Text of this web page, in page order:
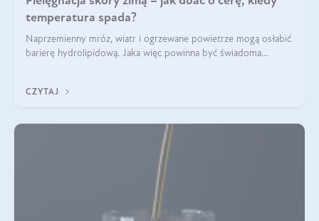
temperatura spada?
Naprzemienny mróz, wiatr i ogrzewane powietrze mogą osłabić
barierę hydrolipidową. Jaka więc powinna być świadoma
CZYTAJ